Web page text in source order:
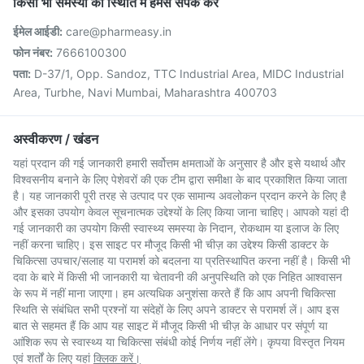
ईमेल आईडी: care@pharmeasy.in
फोन नंबर: 7666100300
पता: D-37/1, Opp. Sandoz, TTC Industrial Area, MIDC Industrial
Area, Turbhe, Navi Mumbai, Maharashtra 400703
अस्वीकरण / खंडन
यहां प्रदान की गई जानकारी हमारी सर्वोत्तम क्षमताओं के अनुसार है और इसे यथार्थ और
विश्वसनीय बनाने के लिए पेशेवरों की एक टीम द्वारा समीक्षा के बाद प्रकाशित किया जाता
है। यह जानकारी पूरी तरह से उत्पाद पर एक सामान्य अवलोकन प्रदान करने के लिए है
और इसका उपयोग केवल सूचनात्मक उद्देश्यों के लिए किया जाना चाहिए। आपको यहां दी
गई जानकारी का उपयोग किसी स्वास्थ्य समस्या के निदान, रोकथाम या इलाज के लिए
नहीं करना चाहिए। इस साइट पर मौजूद किसी भी चीज़ का उद्देश्य किसी डाक्टर के
चिकित्सा उपचार/सलाह या परामर्श को बदलना या प्रतिस्थापित करना नहीं है। किसी भी
दवा के बारे में किसी भी जानकारी या चेतावनी की अनुपस्थिति को एक निहित आश्वासन
के रूप में नहीं माना जाएगा। हम अत्यधिक अनुशंसा करते हैं कि आप अपनी चिकित्सा
स्थिति से संबंधित सभी प्रश्नों या संदेहों के लिए अपने डाक्टर से परामर्श लें। आप इस
बात से सहमत हैं कि आप यह साइट में मौजूद किसी भी चीज़ के आधार पर संपूर्ण या
आंशिक रूप से स्वास्थ्य या चिकित्सा संबंधी कोई निर्णय नहीं लेंगे। कृपया विस्तृत नियम
एवं शर्तों के लिए यहांक्लिक करें।